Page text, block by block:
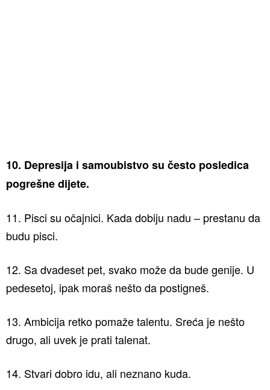
10. Depresija i samoubistvo su često posledica
pogrešne dijete.
11. Pisci su očajnici. Kada dobiju nadu – prestanu da
budu pisci.
12. Sa dvadeset pet, svako može da bude genije. U
pedesetoj, ipak moraš nešto da postigneš.
13. Ambicija retko pomaže talentu. Sreća je nešto
drugo, ali uvek je prati talenat.
14. Stvari dobro idu, ali neznano kuda.